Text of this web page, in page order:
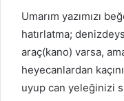
Umarım yazımızı
hatırlatma;
araç(kano) varsa,
heyecanlardan
uyup can yeleğinizi